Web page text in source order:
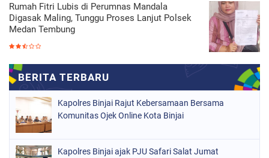
Rumah Fitri Lubis di Perumnas Mandala
Digasak Maling, Tunggu Proses Lanjut Polsek
Medan Tembung
Kapolres Binjai Rajut Kebersamaan Bersama
Komunitas Ojek Online Kota Binjai
Kapolres Binjai ajak PJU Safari Salat Jumat